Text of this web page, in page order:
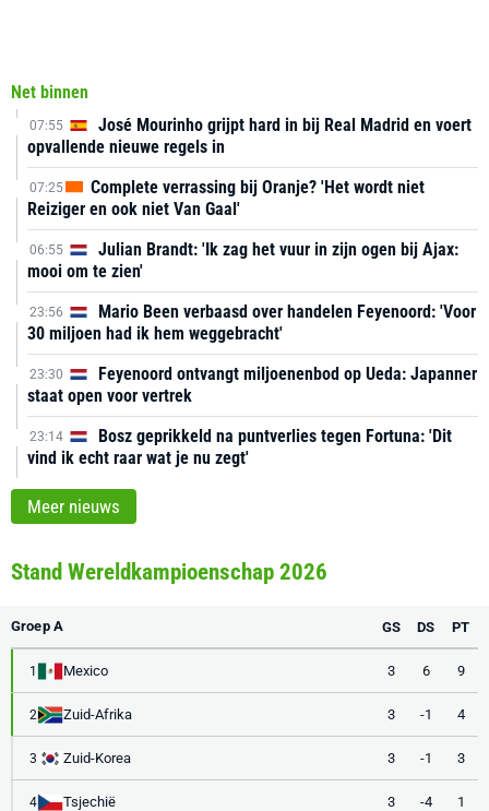
Net binnen
07:55
José Mourinho grijpt hard in bij Real Madrid en voert
opvallende nieuwe regels in
07:25
Complete verrassing bij Oranje? 'Het wordt niet
Reiziger en ook niet Van Gaal'
06:55
Julian Brandt: 'Ik zag het vuur in zijn ogen bij Ajax:
mooi om te zien'
23:56
Mario Been verbaasd over handelen Feyenoord: 'Voor
30 miljoen had ik hem weggebracht'
23:30
Feyenoord ontvangt miljoenenbod op Ueda: Japanner
staat open voor vertrek
23:14
Bosz geprikkeld na puntverlies tegen Fortuna: 'Dit
vind ik echt raar wat je nu zegt'
Meer nieuws
Stand Wereldkampioenschap 2026
Groep A GS DS PT
1 Mexico 3 6 9
2 Zuid-Afrika 3 -1 4
3 Zuid-Korea 3 -1 3
4 Tsjechië 3 -4 1